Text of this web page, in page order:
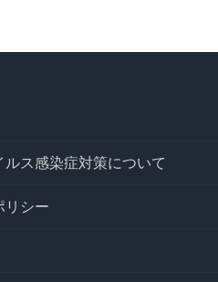
ス感染症対策について
リシー